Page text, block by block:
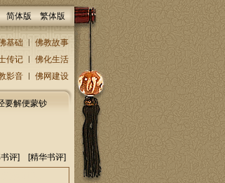
简体版 繁体版
基础
佛教故事
传记
佛化生活
影音 佛网建设
要解便蒙钞
评] [精华书评]